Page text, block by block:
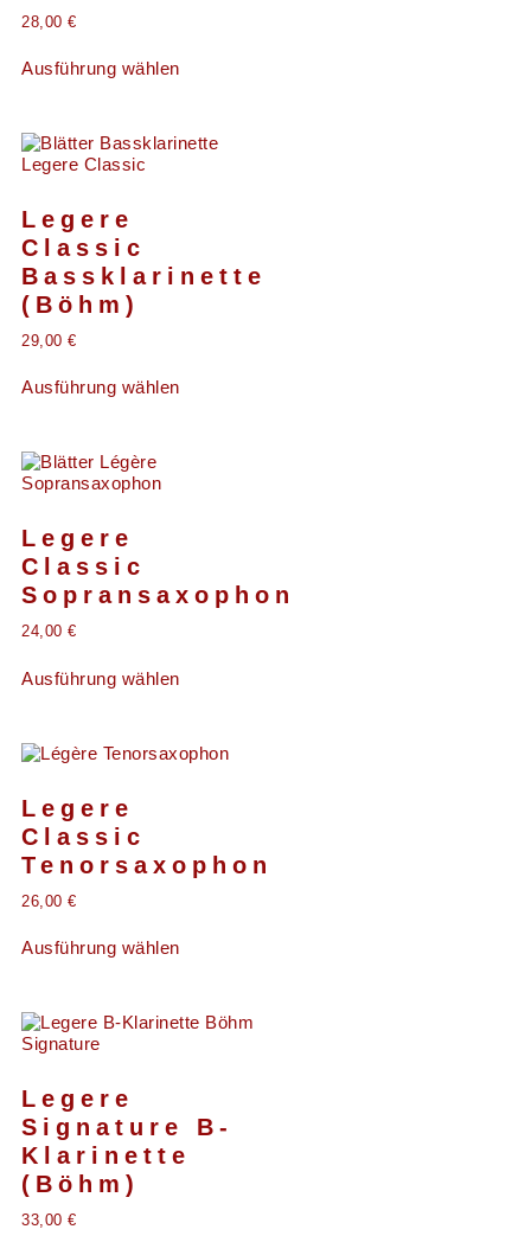
28,00 €
Ausführung wählen
Legere
Classic
Bassklarinette
(Böhm)
29,00 €
Ausführung wählen
Legere
Classic
Sopransaxophon
24,00 €
Ausführung wählen
Legere
Classic
Tenorsaxophon
26,00 €
Ausführung wählen
Legere
Signature B-
Klarinette
(Böhm)
33,00 €